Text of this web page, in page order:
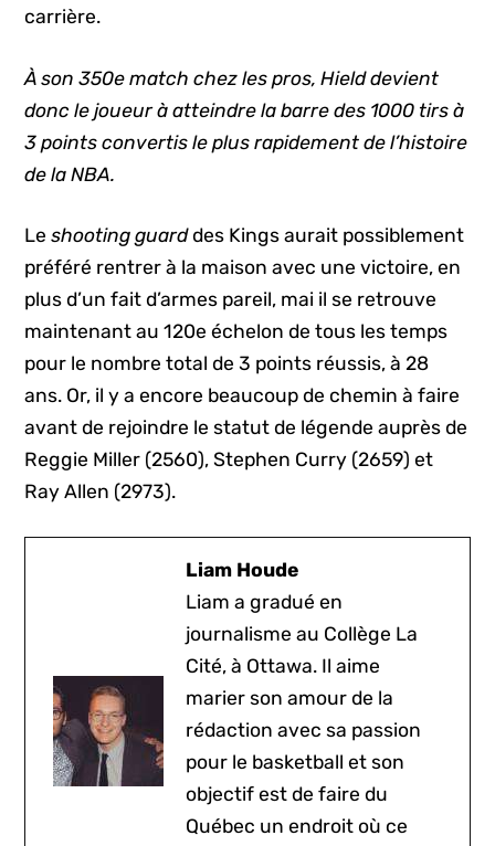
carrière.
À son 350e match chez les pros, Hield devient
donc le joueur à atteindre la barre des 1000 tirs à
3 points convertis le plus rapidement de l’histoire
de la NBA.
Leshooting guarddes Kings aurait possiblement
préféré rentrer à la maison avec une victoire, en
plus d’un fait d’armes pareil, mai il se retrouve
maintenant au 120e échelon de tous les temps
pour le nombre total de 3 points réussis, à 28
ans. Or, il y a encore beaucoup de chemin à faire
avant de rejoindre le statut de légende auprès de
Reggie Miller (2560), Stephen Curry (2659) et
Ray Allen (2973).
Liam Houde
Liam a gradué en
journalisme au Collège La
Cité, à Ottawa. Il aime
marier son amour de la
rédaction avec sa passion
pour le basketball et son
objectif est de faire du
Québec un endroit où ce